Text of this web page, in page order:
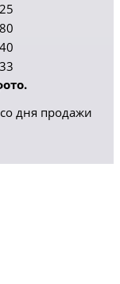
25
80
40
33
дня продажи